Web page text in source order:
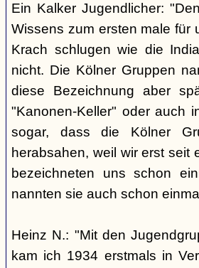
Ein Kalker Jugendlicher:
Wissens zum ersten male für
Krach schlugen wie die
nicht. Die Kölner Gruppen
diese Bezeichnung aber
"Kanonen-Keller" oder auch
sogar, dass die Kölner
herabsahen, weil wir erst seit
bezeichneten uns schon
nannten sie auch schon
Heinz N.: "Mit den
kam ich 1934 erstmals in